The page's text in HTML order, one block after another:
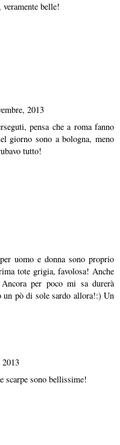
belle!
2013
pensa che a roma fanno
giorno sono a bologna, meno
tutto!
uomo e donna sono proprio
tote grigia, favolosa! Anche
per poco mi sa durerà
un pò di sole sardo allora!:) Un
2013
scarpe sono bellissime!